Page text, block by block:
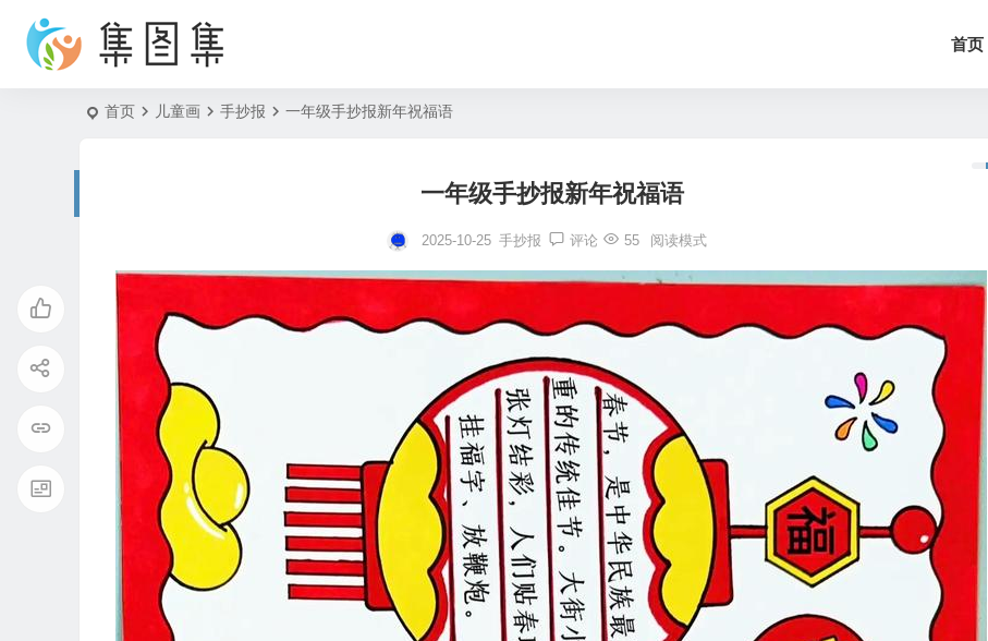
首页
首页 儿童画 手抄报 一年级手抄报新年祝福语
一年级手抄报新年祝福语
2025-10-25 手抄报 评论 55 阅读模式